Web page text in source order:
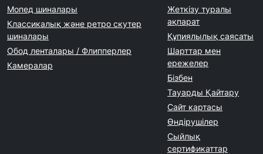
Мопед шиналары
Классикалық және ретро скутер
шиналары
Обод ленталары / Флипперлер
Камералар
Жеткізу туралы
ақпарат
Құпиялылық саясаты
Шарттар мен
ережелер
Бізбен
Тауарды Қайтару
Сайт картасы
Өндірушілер
Сыйлық
сертификаттар